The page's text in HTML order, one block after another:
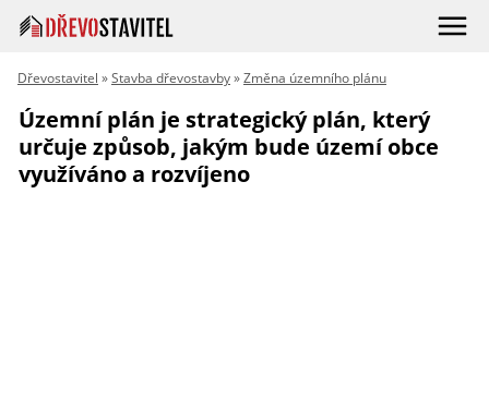
Dřevostavitel »Stavba dřevostavby»Změna územního plánu
Územní plán je strategický plán, který
určuje způsob, jakým bude území obce
využíváno a rozvíjeno